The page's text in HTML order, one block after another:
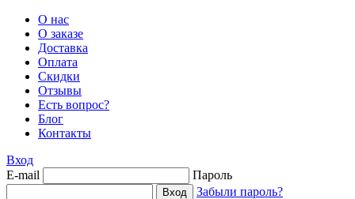
О нас
О заказе
Доставка
Оплата
Скидки
Отзывы
Есть вопрос?
Блог
Контакты
Вход
E-mail
Пароль
Забыли пароль?